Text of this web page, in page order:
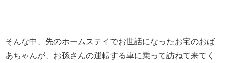
そんな中、先のホームステイでお世話になったお宅のおば
あちゃんが、お孫さんの運転する車に乗って訪ねて来てく